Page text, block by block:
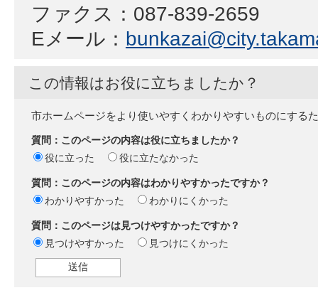
ファクス：087-839-2659
Eメール：
この情報はお役に立ちましたか？
市ホームページをより使いやすくわかりやすいものにする
質問：このページの内容は役に立ちましたか？
役に立った
役に立たなかった
質問：このページの内容はわかりやすかったですか？
わかりやすかった
わかりにくかった
質問：このページは見つけやすかったですか？
見つけやすかった
見つけにくかった